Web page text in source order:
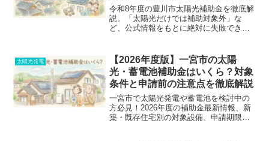
解説
令和8年度の豊川市太陽光補助金を徹底解
説。「太陽光だけでは補助対象外」な
ど、公式情報をもとに絶対に失敗できな
た。後悔しない業者選びのコツも公開
中。
太陽光発電
【2026年度版】一宮市の太陽
光・蓄電池補助金はいくら？対象
条件と申請前の注意点を徹底解説
一宮市で太陽光発電や蓄電池を検討中の
方必見！2026年度の補助金最新情報、新
築・既存住宅別の対象設備、申請期限を